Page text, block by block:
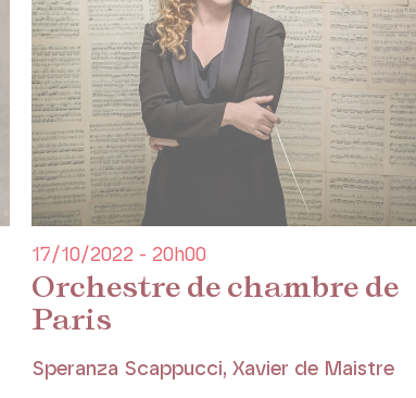
Orchestre de chambre de
Paris
17/10/2022 - 20h00
Speranza Scappucci, Xavier de Maistre